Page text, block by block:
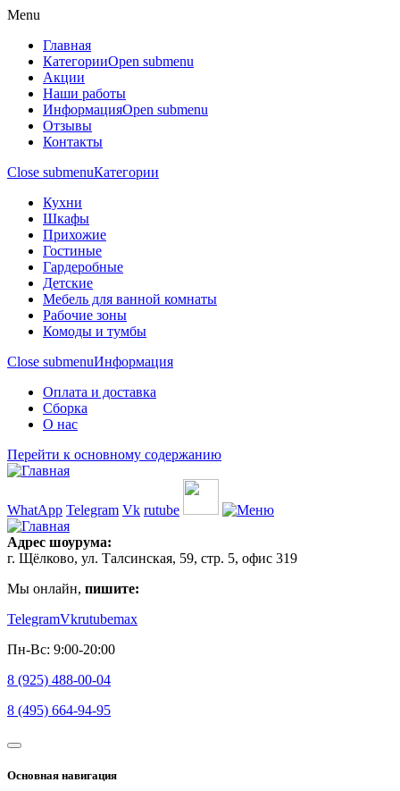
Menu
Главная
КатегорииOpen submenu
Акции
Наши работы
ИнформацияOpen submenu
Отзывы
Контакты
Close submenuКатегории
Кухни
Шкафы
Прихожие
Гостиные
Гардеробные
Детские
Мебель для ванной комнаты
Рабочие зоны
Комоды и тумбы
Close submenuИнформация
Оплата и доставка
Сборка
О нас
Перейти к основному содержанию
WhatApp Telegram Vk rutube
Адрес шоурума:
г. Щёлково, ул. Талсинская, 59, стр. 5, офис 319
Мы онлайн, пишите:
TelegramVkrutubemax
Пн-Вс: 9:00-20:00
8 (925) 488-00-04
8 (495) 664-94-95
Основная навигация